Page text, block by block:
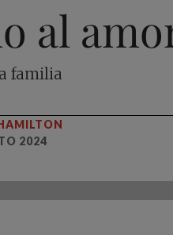
al
familia
2024